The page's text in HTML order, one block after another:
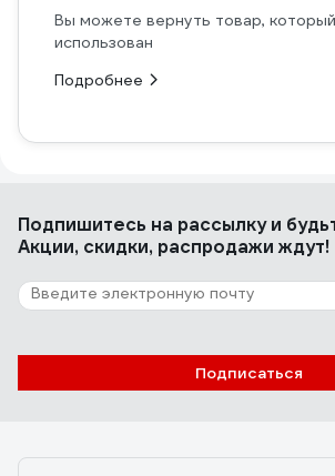
Вы можете вернуть товар,
использован
Подробнее
Подпишитесь на рассылкуи
Акции, скидки, распродажи ждут!
Подписаться